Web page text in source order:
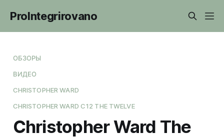
ProIntegrirovano
ОБЗОРЫ
ВИДЕО
CHRISTOPHER WARD
CHRISTOPHER WARD C12 THE TWELVE
Christopher Ward The